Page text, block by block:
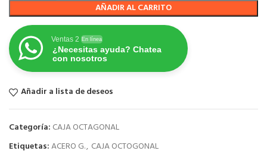
AÑADIR AL CARRITO
Ventas 2 En línea
¿Necesitas ayuda? Chatea
con nosotros
Añadir a lista de deseos
Categoría: CAJA OCTAGONAL
Etiquetas:ACERO G., CAJA OCTOGONAL